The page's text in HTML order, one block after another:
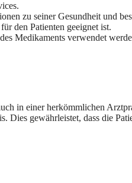
zu seiner Gesundheit und
den Patienten geeignet ist.
Medikaments verwendet
in einer herkömmlichen
gewährleistet, dass die